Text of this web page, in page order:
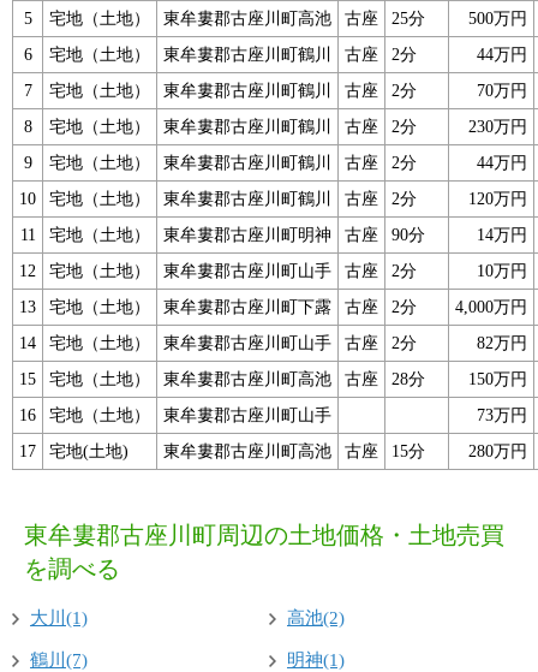
5
宅地（土地） 東牟婁郡古座川町高池 古座 25分
500万円
6
宅地（土地） 東牟婁郡古座川町鶴川 古座 2分
44万円
7
宅地（土地） 東牟婁郡古座川町鶴川 古座 2分
70万円
8
宅地（土地） 東牟婁郡古座川町鶴川 古座 2分
230万円
9
宅地（土地） 東牟婁郡古座川町鶴川 古座 2分
44万円
10
宅地（土地） 東牟婁郡古座川町鶴川 古座 2分
120万円
11
宅地（土地） 東牟婁郡古座川町明神 古座 90分
14万円
12
宅地（土地） 東牟婁郡古座川町山手 古座 2分
10万円
13
宅地（土地） 東牟婁郡古座川町下露 古座 2分
4,000万円
14
宅地（土地） 東牟婁郡古座川町山手 古座 2分
82万円
15
宅地（土地） 東牟婁郡古座川町高池 古座 28分
150万円
16
宅地（土地） 東牟婁郡古座川町山手
73万円
17
宅地(土地) 東牟婁郡古座川町高池 古座 15分 280万円
東牟婁郡古座川町周辺の土地価格・土地売買
を調べる
大川(1) 高池(2)
鶴川(7) 明神(1)